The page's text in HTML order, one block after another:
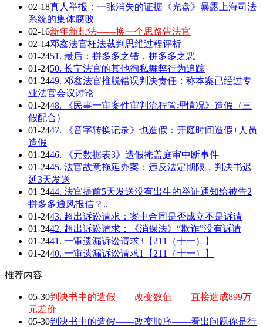
02-18真人举报：一张消失的证据《光盘》暴露上海司法
系统的集体腐败
02-16新年新想法——换一个思路告法官
02-14邓鑫法官枉法裁判思维过程评析
01-2451. 最后：拼多多之错，拼多多之恶
01-2450. 长宁法官的其他徇私舞弊行为追踪
01-2449. 邓鑫法官推脱错误判决责任：称本案已经过专
业法官会议讨论
01-2448. 《民事一审案件审判流程管理情况》造假（三
假配合）
01-2447. 《音字转换记录》也造假：开庭时间造假+人员
造假
01-2446. 《元数据表3》造假掩盖庭审中断事件
01-2445. 法官故意拖延办案：违反法定期限，判决书迟
延3天发送
01-2444. 法官提前5天发送没有出生的举证通知给被告2
拼多多通风报信？..
01-2443. 超出诉讼请求：案中合同是否成立不是诉请
01-2442. 超出诉讼请求：《消保法》“欺诈”没有诉请
01-2441. 一审遗漏诉讼请求3【211（十一）】
01-2440. 一审遗漏诉讼请求1【211（十一）】
推荐内容
05-30判决书中的造假——改变数值——直接造成899万
元差价
05-30判决书中的造假——改变顺序——看出问题你是行